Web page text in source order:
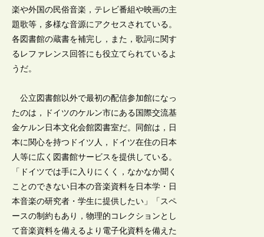
楽や外国の民俗音楽，テレビ番組や映画の主
題歌等，多様な音源にアクセスされている。
各図書館の蔵書を補完し，また，歌詞に関す
るレファレンス回答にも役立てられているよ
うだ。
公立図書館以外で最初の配信参加館になっ
たのは，ドイツのケルン市にある国際交流基
金ケルン日本文化会館図書室だ。同館は，日
本に関心を持つドイツ人，ドイツ在住の日本
人等に広く図書館サービスを提供している。
「ドイツでは手に入りにくく，なかなか聞く
ことのできない日本の音楽資料を日本学・日
本音楽の研究者・学生に提供したい」「スペ
ースの制約もあり，物理的コレクションとし
て音楽資料を備えるより電子化資料を備えた